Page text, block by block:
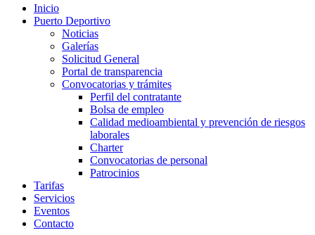
Inicio
Puerto Deportivo
Noticias
Galerías
Solicitud General
Portal de transparencia
Convocatorias y trámites
Perfil del contratante
Bolsa de empleo
Calidad medioambiental y prevención de riesgos
laborales
Charter
Convocatorias de personal
Patrocinios
Tarifas
Servicios
Eventos
Contacto